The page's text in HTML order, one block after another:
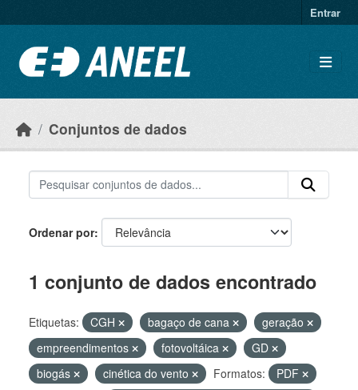
Entrar
Conjuntos de dados
Ordenar por
1 conjunto de dados encontrado
Etiquetas: CGH bagaço de cana
geração
empreendimentos
fotovoltáica
GD
biogás
cinética do vento Formatos:
PDF